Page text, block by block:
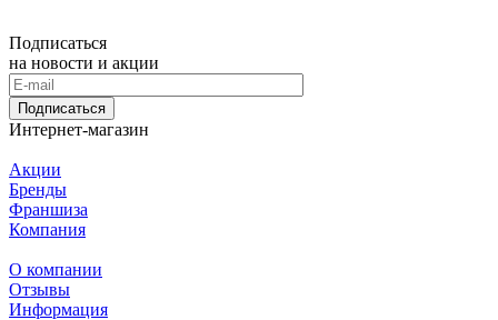
Подписаться
на новости и акции
Подписаться
Интернет-магазин
Акции
Бренды
Франшиза
Компания
О компании
Отзывы
Информация